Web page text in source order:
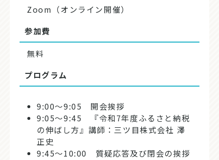
Zoom（オンライン開催）
参加費
無料
プログラム
9:00～9:05 開会挨拶
9:05～9:45 『令和7年度ふるさと納税
の伸ばし方』講師：三ツ目株式会社 澤
正史
9:45～10:00 質疑応答及び閉会の挨拶